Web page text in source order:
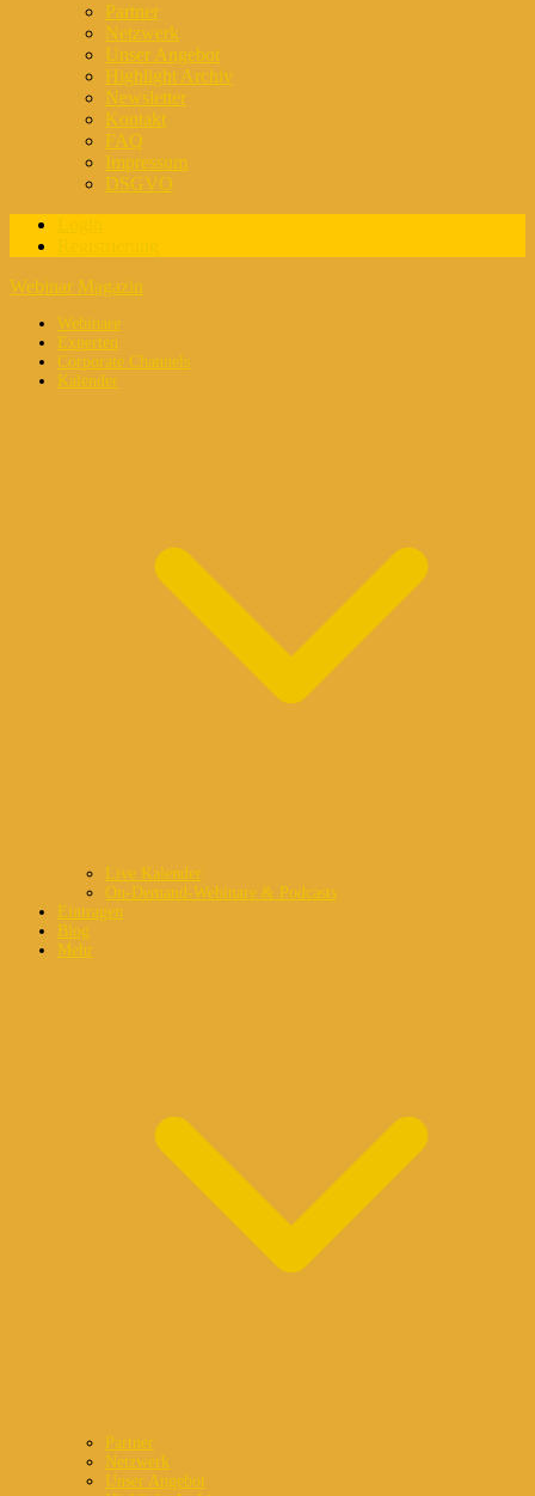
Partner
Netzwerk
Unser Angebot
Highlight Archiv
Newsletter
Kontakt
FAQ
Impressum
DSGVO
Webinar Magazin
Webinare
Experten
Corporate Channels
Kalender
Live Kalender
On-Demand-Webinare & Podcasts
Eintragen
Blog
Mehr
Partner
Netzwerk
Unser Angebot